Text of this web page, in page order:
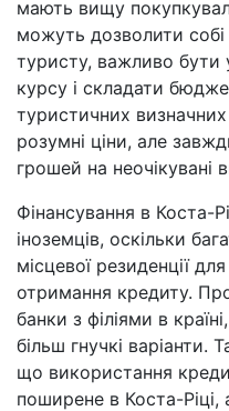
мають вищу
можуть дозволити собі
туристу, важливо
курсу і складати
туристичних
розумні ціни, але
грошей на неочікувані
Фінансування в Коста-
іноземців, оскільки
місцевої резиденції
отримання кредиту.
банки з філіями в
більш гнучкі варіанти.
що використання
поширене в Коста-Ріці,